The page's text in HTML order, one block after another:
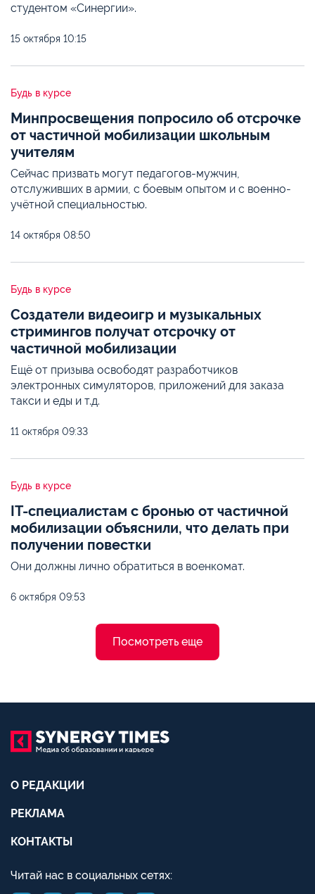
студентом «Синергии».
15 октября 10:15
Будь в курсе
Минпросвещения попросило об отсрочке
от частичной мобилизации школьным
учителям
Сейчас призвать могут педагогов-мужчин,
отслуживших в армии, с боевым опытом и с военно-
учётной специальностью.
14 октября 08:50
Будь в курсе
Создатели видеоигр и музыкальных
стримингов получат отсрочку от
частичной мобилизации
Ещё от призыва освободят разработчиков
электронных симуляторов, приложений для заказа
такси и еды и т.д.
11 октября 09:33
Будь в курсе
IT-специалистам с бронью от частичной
мобилизации объяснили, что делать при
получении повестки
Они должны лично обратиться в военкомат.
6 октября 09:53
Посмотреть еще
О РЕДАКЦИИ
РЕКЛАМА
КОНТАКТЫ
Читай нас в социальных сетях: